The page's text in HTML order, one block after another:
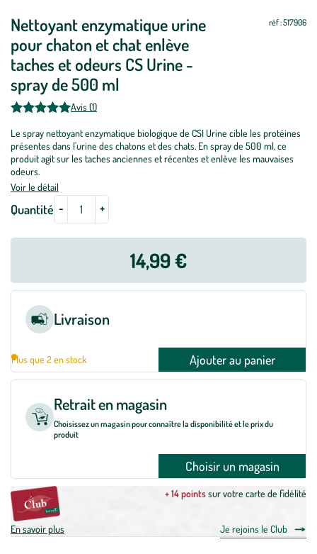
Nettoyant enzymatique urine
pour chaton et chat enlève
taches et odeurs CS Urine -
spray de 500 ml
réf : 517906
Avis (1)
Le spray nettoyant enzymatique biologique de CSI Urine cible les protéines
présentes dans l'urine des chatons et des chats. En spray de 500 ml, ce
produit agit sur les taches anciennes et récentes et enlève les mauvaises
odeurs.
Voir le détail
Quantité
jour
-
jour
+
14,99 €
Livraison
Plus que 2 en stock Ajouter au panier
Retrait en magasin
Choisissez un magasin pour connaître la disponibilité et le prix du
produit
Choisir un magasin
+ 14 pointssur votre carte de fidélité
En savoir plus Je rejoins le Club